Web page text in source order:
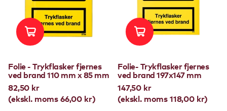
Folie - Trykflasker fjernes
ved brand 110 mm x 85 mm
82,50 kr
(ekskl. moms 66,00 kr)
Folie- Trykflasker fjernes
ved brand 197x147 mm
147,50 kr
(ekskl. moms 118,00 kr)